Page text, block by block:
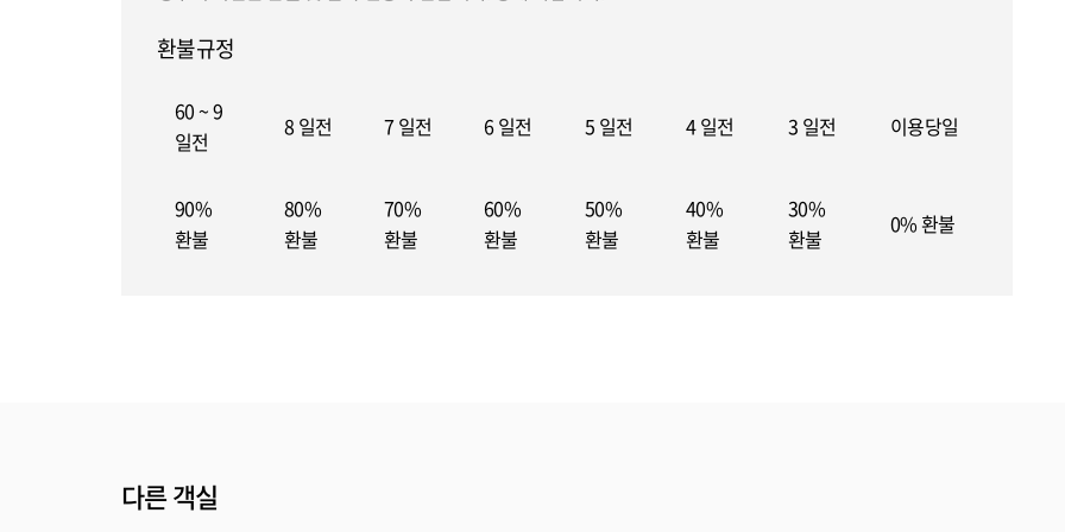
환불규정
60 ~ 9
일전
8 일전 7 일전 6 일전 5 일전 4 일전 3 일전 이용당일
90%
환불
80%
환불
70%
환불
60%
환불
50%
환불
40%
환불
30%
환불
0% 환불
다른 객실